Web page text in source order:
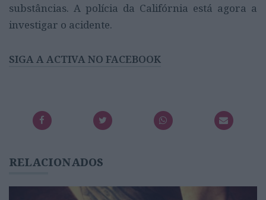
substâncias. A polícia da Califórnia está agora a
investigar o acidente.
SIGA A ACTIVA NO FACEBOOK
RELACIONADOS